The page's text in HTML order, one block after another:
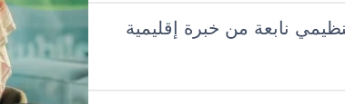
نابعة من خبرة إقليمية